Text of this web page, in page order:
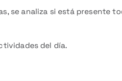
se analiza si está presente
del día.